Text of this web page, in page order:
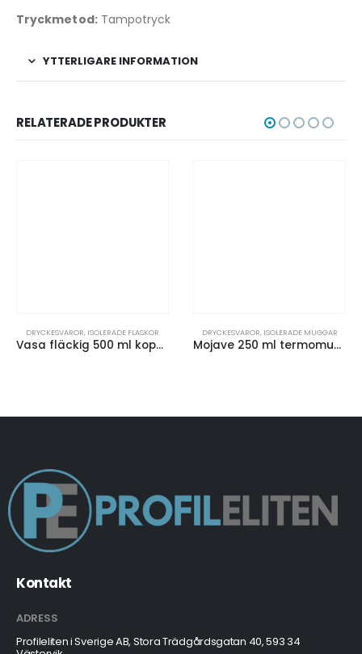
Tryckmetod:Tampotryck
YTTERLIGARE INFORMATION
RELATERADE PRODUKTER
DRYCKESVAROR, ISOLERADE FLASKOR
Vasa fläckig 500 ml kopparvakuumisolerad flaska
DRYCKESVAROR, ISOLERADE MUGGAR
Mojave 250 ml termomugg
Kontakt
ADRESS
Profileliten i Sverige AB, Stora Trädgårdsgatan 40, 593 34